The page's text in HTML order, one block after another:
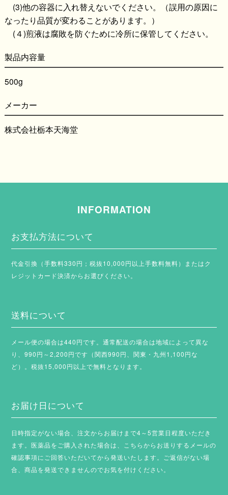
(3)他の容器に入れ替えないでください。（誤用の原因に
なったり品質が変わることがあります。）
(４)煎液は腐敗を防ぐために冷所に保管してください。
製品内容量
500g
メーカー
株式会社栃本天海堂
INFORMATION
お支払方法について
代金引換（手数料330円；税抜10,000円以上手数料無料）またはク
レジットカード決済からお選びください。
送料について
メール便の場合は440円です。通常配送の場合は地域によって異な
り、990円～2,200円です（関西990円、関東・九州1,100円な
ど）。税抜15,000円以上で無料となります。
お届け日について
日時指定がない場合、注文からお届けまで4～5営業日程度いただき
ます。医薬品をご購入された場合は、こちらからお送りするメールの
確認事項にご回答いただいてから発送いたします。ご返信がない場
合、商品を発送できませんのでお気を付けください。